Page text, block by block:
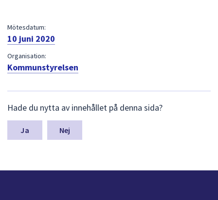
Mötesdatum:
10 juni 2020
Organisation:
Kommunstyrelsen
ä
m
a
n
Hade du nytta av innehållet på denna sida?
Nej